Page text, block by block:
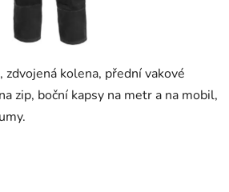
zdvojená kolena, přední vakové
zip, boční kapsy na metr a na mobil,